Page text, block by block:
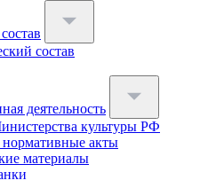
состав
деятельность
культуры РФ
акты
материалы